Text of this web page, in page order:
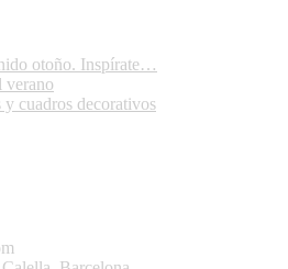
otoño. Inspírate…
verano
cuadros decorativos